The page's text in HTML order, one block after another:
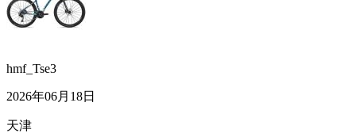
hmf_Tse3
2026年06月18日
天津